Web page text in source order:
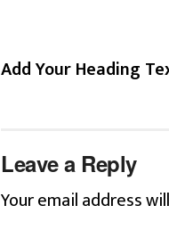
Add Your Heading
Leave a Reply
Your email address